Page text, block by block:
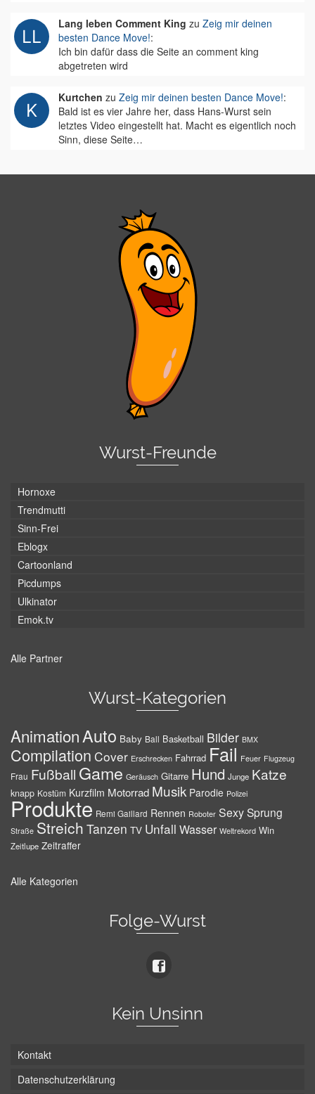
Lang leben Comment King zu Zeig mir deinen
besten Dance Move!:
Ich bin dafür dass die Seite an comment king
abgetreten wird
Kurtchen zu Zeig mir deinen besten Dance Move!:
Bald ist es vier Jahre her, dass Hans-Wurst sein
letztes Video eingestellt hat. Macht es eigentlich noch
Sinn, diese Seite…
Wurst-Freunde
Hornoxe
Trendmutti
Sinn-Frei
Eblogx
Cartoonland
Picdumps
Ulkinator
Emok.tv
Alle Partner
Wurst-Kategorien
AnimationAuto Baby Ball Basketball Bilder BMX
Compilation Cover Erschrecken Fahrrad Fail Feuer Flugzeug
Frau Fußball Game Geräusch Gitarre Hund Junge Katze
knapp Kostüm Kurzfilm Motorrad Musik Parodie Polizei
Produkte Remi Gaillard Rennen Roboter SexySprung
Straße Streich Tanzen TV Unfall Wasser Weltrekord Win
Zeitlupe Zeitraffer
Alle Kategorien
Folge-Wurst
Kein Unsinn
Kontakt
Datenschutzerklärung